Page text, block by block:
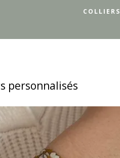
COLLIERS
personnalisés